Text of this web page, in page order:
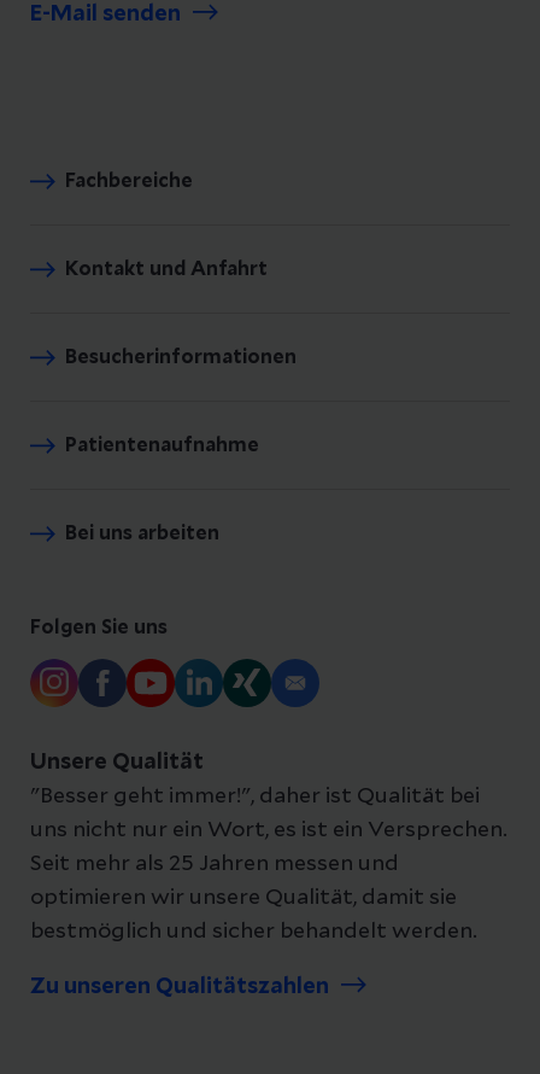
E-Mail senden
Fachbereiche
Kontakt und Anfahrt
Besucherinformationen
Patientenaufnahme
Bei uns arbeiten
Folgen Sie uns
Unsere Qualität
"Besser geht immer!", daher ist Qualität bei
uns nicht nur ein Wort, es ist ein Versprechen.
Seit mehr als 25 Jahren messen und
optimieren wir unsere Qualität, damit sie
bestmöglich und sicher behandelt werden.
Zu unseren Qualitätszahlen